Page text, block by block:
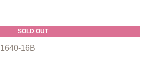
SOLD OUT
1640-16B